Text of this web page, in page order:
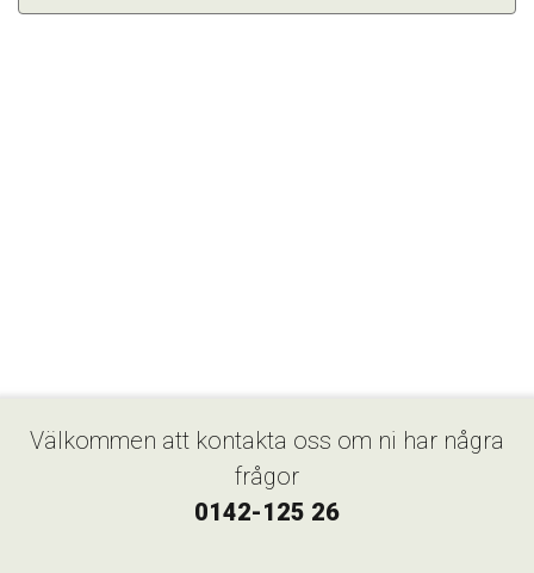
Välkommen att kontakta oss om ni har några
frågor
0142-125 26